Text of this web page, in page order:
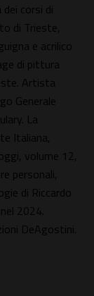
corsi di
di Trieste,
e acrilico
di pittura
Artista
Generale
La
Italiana,
volume 12,
personali,
di Riccardo
2024.
DeAgostini.